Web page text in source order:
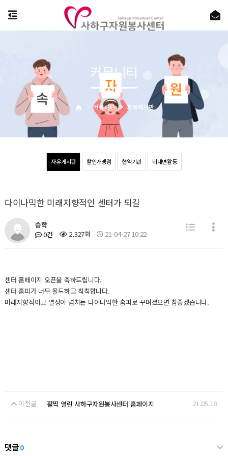
자유게시판 할인가맹점 협약기관 비대면활동
커뮤니티 자유게시판
커뮤니티
다이나믹한 미래지향적인 센터가 되길
승학
0건
2,327회 21-04-27 10:22
센터 홈페이지 오픈을 축하드립니다.
센터 홈피가 너무 올드하고 칙칙합니다.
미래지향적이고 열정이 넘치는 다이나믹한 홈피로 꾸며졌으면 참좋겠습니다.
이전글 활짝 열린 사하구자원봉사센터 홈페이지 21.05.18
댓글0